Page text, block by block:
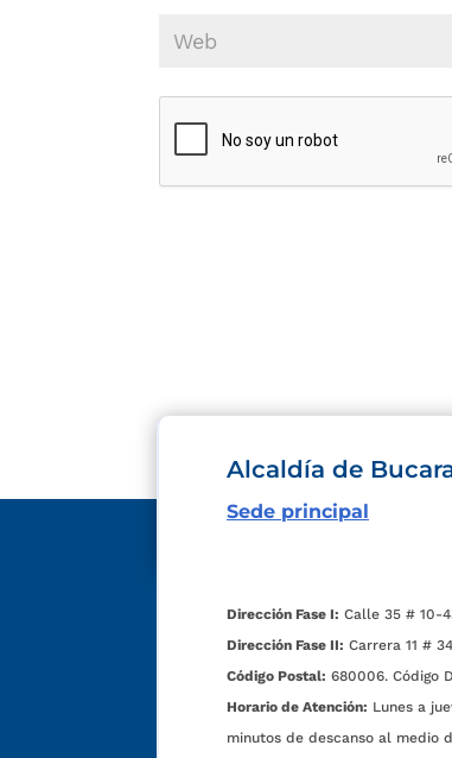
Alcaldía de
Sede principal
Dirección Fase I: Calle 35 # 10-
Dirección Fase II: Carrera 11 #
Código Postal: 680006. Código
Horario de Atención: Lunes a
minutos de descanso al medio